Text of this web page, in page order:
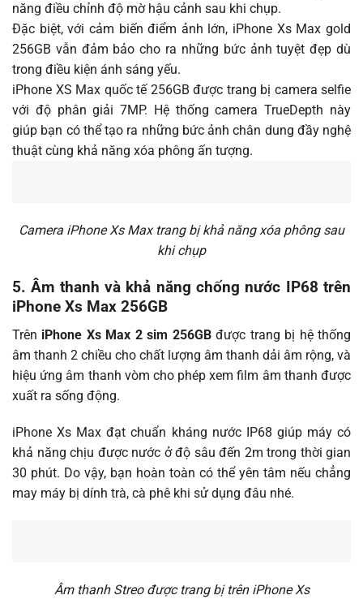
năng điều chỉnh độ mờ hậu cảnh sau khi chụp.
Đặc biệt, với cảm biến điểm ảnh lớn, iPhone Xs Max gold
256GB vẫn đảm bảo cho ra những bức ảnh tuyệt đẹp dù
trong điều kiện ánh sáng yếu.
iPhone XS Max quốc tế 256GB được trang bị camera selfie
với độ phân giải 7MP. Hệ thống camera TrueDepth này
giúp bạn có thể tạo ra những bức ảnh chân dung đầy nghệ
thuật cùng khả năng xóa phông ấn tượng.
Camera iPhone Xs Max trang bị khả năng xóa phông sau
khi chụp
5. Âm thanh và khả năng chống nước IP68 trên
iPhone Xs Max 256GB
Trên iPhone Xs Max 2 sim 256GBđược trang bị hệ thống
âm thanh 2 chiều cho chất lượng âm thanh dải âm rộng, và
hiệu ứng âm thanh vòm cho phép xem film âm thanh được
xuất ra sống động.
iPhone Xs Max đạt chuẩn kháng nước IP68 giúp máy có
khả năng chịu được nước ở độ sâu đến 2m trong thời gian
30 phút. Do vậy, bạn hoàn toàn có thể yên tâm nếu chẳng
may máy bị dính trà, cà phê khi sử dụng đâu nhé.
Âm thanh Streo được trang bị trên iPhone Xs